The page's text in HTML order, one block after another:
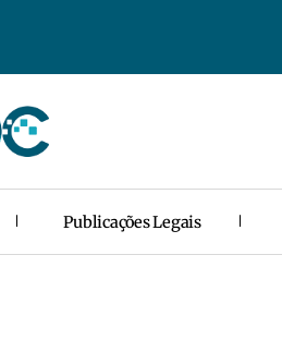
Publicações Legais